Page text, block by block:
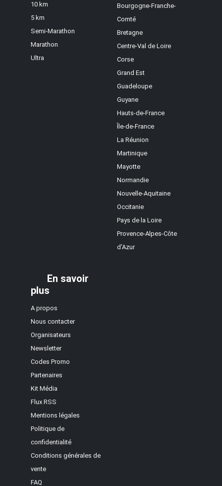
10 km
5 km
Semi-Marathon
Marathon
Ultra
Bourgogne-Franche-
Comté
Bretagne
Centre-Val de Loire
Corse
Grand Est
Guadeloupe
Guyane
Hauts-de-France
Île-de-France
La Réunion
Martinique
Mayotte
Normandie
Nouvelle-Aquitaine
Occitanie
Pays de la Loire
Provence-Alpes-Côte
d'Azur
En savoir
plus
A propos
Nous contacter
Organisateurs
Newsletter
Codes Promo
Partenaires
Kit Média
Flux RSS
Mentions légales
Politique de
confidentialité
Conditions générales de
vente
FAQ